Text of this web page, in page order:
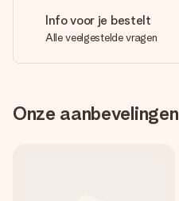
Info voor je bestelt
Alle veelgestelde vragen
Onze aanbevelingen